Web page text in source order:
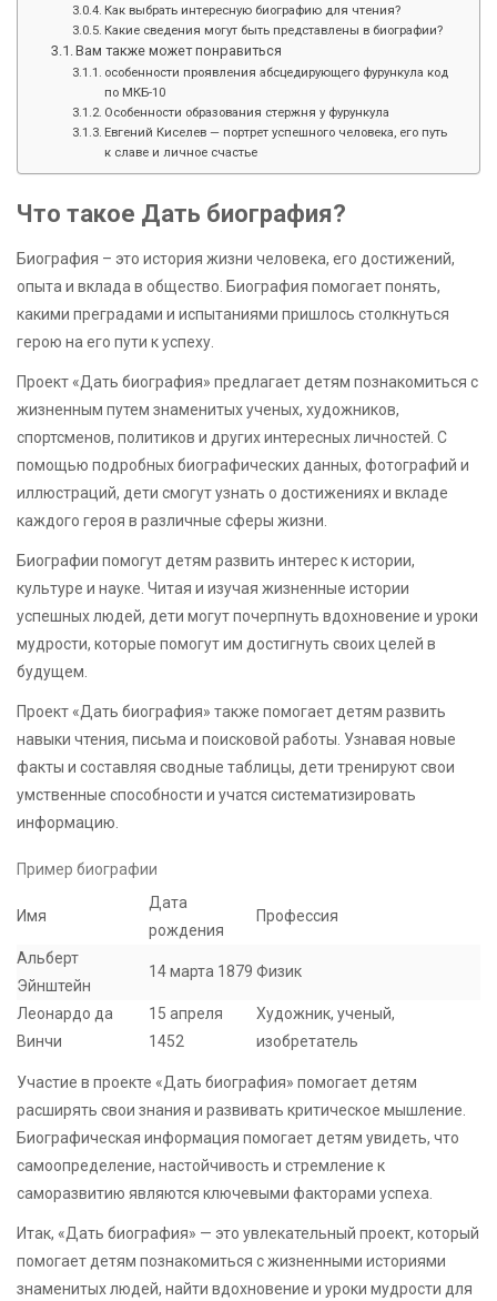
Как выбрать интересную биографию для чтения?
Какие сведения могут быть представлены в биографии?
Вам также может понравиться
особенности проявления абсцедирующего фурункула код
по МКБ-10
Особенности образования стержня у фурункула
Евгений Киселев — портрет успешного человека, его путь
к славе и личное счастье
Что такое Дать биография?
Биография – это история жизни человека, его достижений,
опыта и вклада в общество. Биография помогает понять,
какими преградами и испытаниями пришлось столкнуться
герою на его пути к успеху.
Проект «Дать биография» предлагает детям познакомиться с
жизненным путем знаменитых ученых, художников,
спортсменов, политиков и других интересных личностей. С
помощью подробных биографических данных, фотографий и
иллюстраций, дети смогут узнать о достижениях и вкладе
каждого героя в различные сферы жизни.
Биографии помогут детям развить интерес к истории,
культуре и науке. Читая и изучая жизненные истории
успешных людей, дети могут почерпнуть вдохновение и уроки
мудрости, которые помогут им достигнуть своих целей в
будущем.
Проект «Дать биография» также помогает детям развить
навыки чтения, письма и поисковой работы. Узнавая новые
факты и составляя сводные таблицы, дети тренируют свои
умственные способности и учатся систематизировать
информацию.
Пример биографии
Имя
Дата
рождения
Профессия
Альберт
Эйнштейн
14 марта 1879 Физик
Леонардо да
Винчи
15 апреля
1452
Художник, ученый,
изобретатель
Участие в проекте «Дать биография» помогает детям
расширять свои знания и развивать критическое мышление.
Биографическая информация помогает детям увидеть, что
самоопределение, настойчивость и стремление к
саморазвитию являются ключевыми факторами успеха.
Итак, «Дать биография» — это увлекательный проект, который
помогает детям познакомиться с жизненными историями
знаменитых людей, найти вдохновение и уроки мудрости для